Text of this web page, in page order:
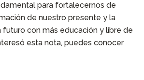
para fortalecernos de
de nuestro presente y la
futuro con más educación y libre de
esta nota, puedes conocer